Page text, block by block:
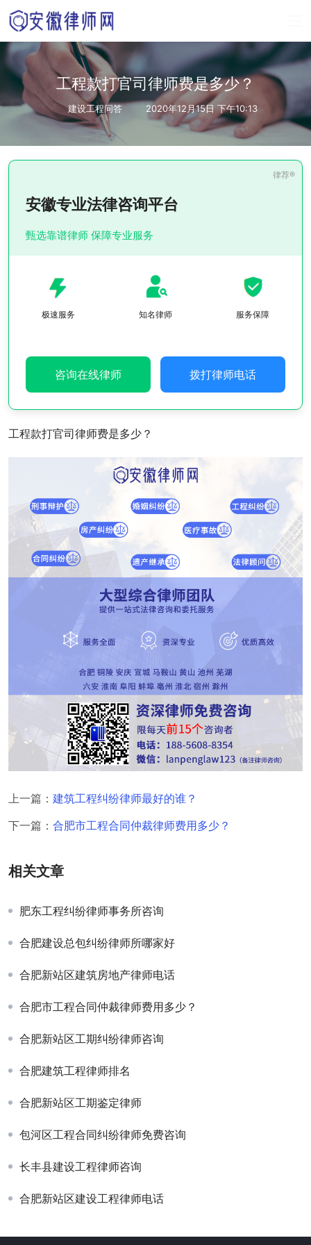
工程款打官司律师费是多少？
建设工程问答 2020年12月15日 下午10:13
安徽专业法律咨询平台
甄选靠谱律师 保障专业服务
极速服务 知名律师 服务保障
咨询在线律师 拨打律师电话
工程款打官司律师费是多少？
上一篇： 建筑工程纠纷律师最好的谁？
下一篇： 合肥市工程合同仲裁律师费用多少？
相关文章
肥东工程纠纷律师事务所咨询
合肥建设总包纠纷律师所哪家好
合肥新站区建筑房地产律师电话
合肥市工程合同仲裁律师费用多少？
合肥新站区工期纠纷律师咨询
合肥建筑工程律师排名
合肥新站区工期鉴定律师
包河区工程合同纠纷律师免费咨询
长丰县建设工程律师咨询
合肥新站区建设工程律师电话